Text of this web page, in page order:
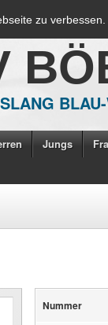
zu
Jungs
Nummer